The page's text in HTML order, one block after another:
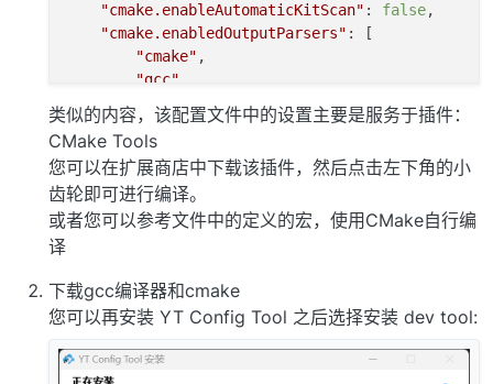
"cmake.enableAutomaticKitScan" : false,
"cmake.enabledOutputParsers" : [
"cmake" ,
"gcc"
"gnuld"
"msvc",
"ghs"
"diab",
"iar"
    ]
类似的内容，该配置文件中的设置主要是服务于插件：
CMake Tools
您可以在扩展商店中下载该插件，然后点击左下角的小
齿轮即可进行编译。
或者您可以参考文件中的定义的宏，使用CMake自行编
译
下载gcc编译器和cmake
您可以再安装 YT Config Tool 之后选择安装 dev tool: